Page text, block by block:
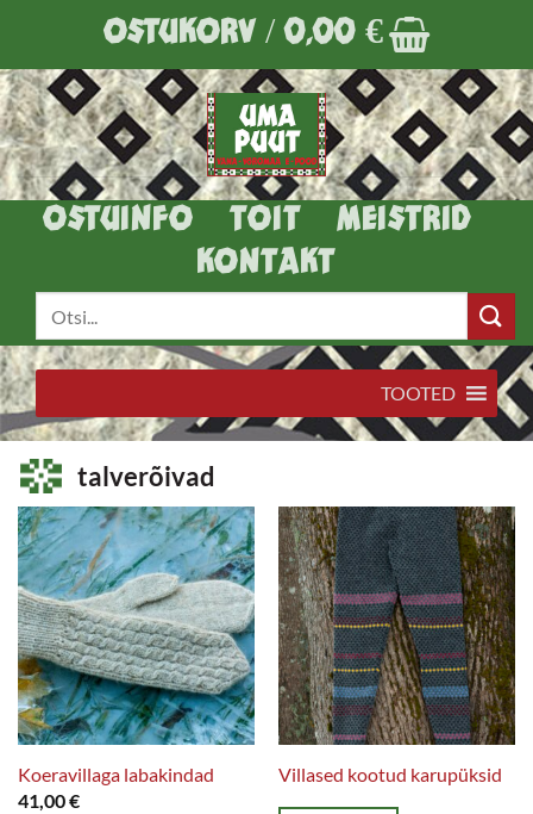
content
OSTUKORV /0,00 €
OSTUINFO TOIT
MEISTRID
KONTAKT
TOOTED
talverõivad
Koeravillaga labakindad
41,00€
Villased kootud karupüksid